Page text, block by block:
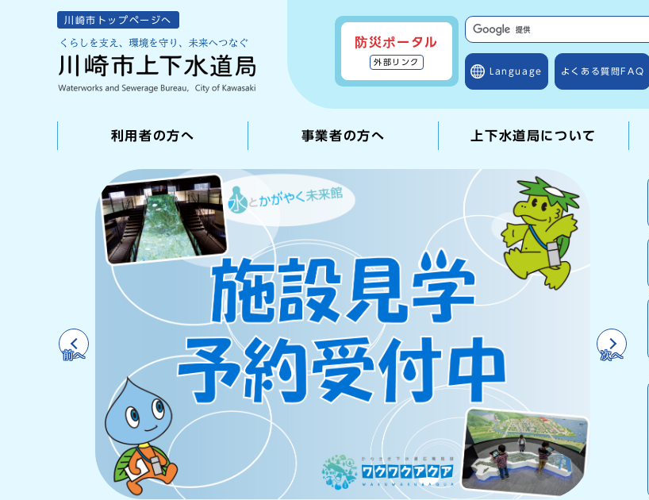
川崎市トップページへ
防災ポータル
外部リンク
Language よくある質問 FAQ
利用者の方へ 事業者の方へ 上下水道局について
前へ 次へ